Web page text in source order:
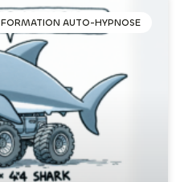
FORMATION AUTO-HYPNOSE